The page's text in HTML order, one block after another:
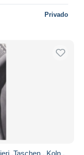
Privado
.Taschen . Koln .